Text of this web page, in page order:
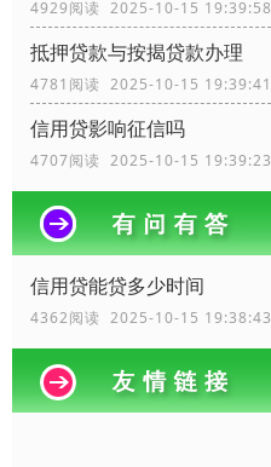
4929阅读 2025-10-15 19:39:58
抵押贷款与按揭贷款办理
4781阅读 2025-10-15 19:39:41
信用贷影响征信吗
4707阅读 2025-10-15 19:39:23
信用贷能贷多少时间
4362阅读 2025-10-15 19:38:43